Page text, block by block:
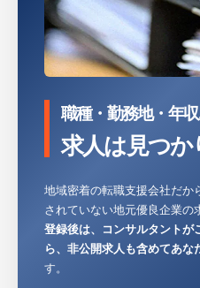
職種・勤務地・年
求人は見つか
地域密着の転職支援会社だか
されていない地元優良企業の
登録後は、コンサルタントが
ら、非公開求人も含めてあな
す。